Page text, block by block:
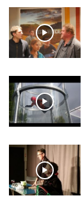
FOOTBALL
HISTOIRE
INTERNATIONAL
L'INFO PAR LES
LIBERTÉ
MUNICIPALES
ORIENT PARLONS
PORTRAIT
RACISME